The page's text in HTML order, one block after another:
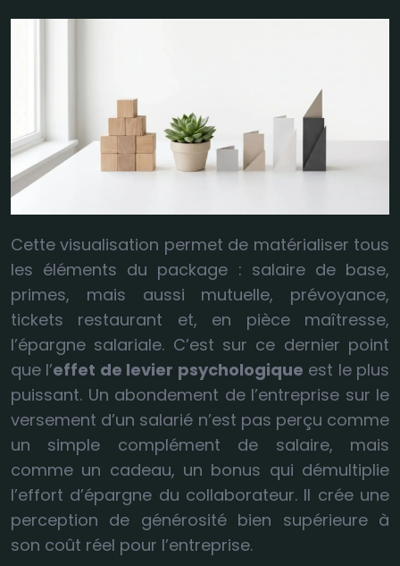
Cette visualisation permet de matérialiser tous
les éléments du package : salaire de base,
primes, mais aussi mutuelle, prévoyance,
tickets restaurant et, en pièce maîtresse,
l’épargne salariale. C’est sur ce dernier point
que l’effet de levier psychologique est le plus
puissant. Un abondement de l’entreprise sur le
versement d’un salarié n’est pas perçu comme
un simple complément de salaire, mais
comme un cadeau, un bonus qui démultiplie
l’effort d’épargne du collaborateur. Il crée une
perception de générosité bien supérieure à
son coût réel pour l’entreprise.